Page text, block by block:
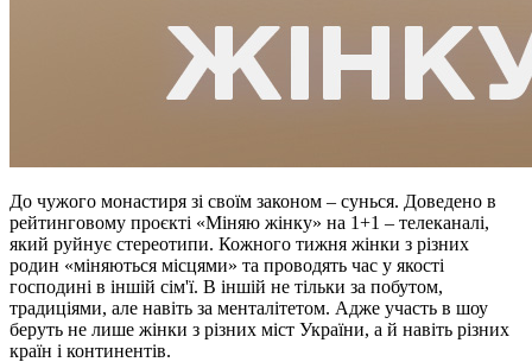
До чужого монастиря зі своїм законом – сунься. Доведено в
рейтинговому проєкті «Міняю жінку» на 1+1 – телеканалі,
який руйнує стереотипи. Кожного тижня жінки з різних
родин «міняються місцями» та проводять час у якості
господині в іншій сім'ї. В іншій не тільки за побутом,
традиціями, але навіть за менталітетом. Адже участь в шоу
беруть не лише жінки з різних міст України, а й навіть різних
країн і континентів.